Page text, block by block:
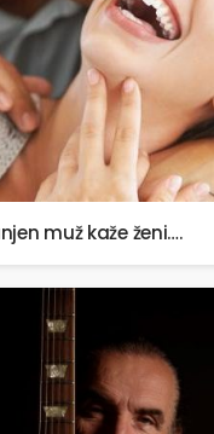
muž kaže ženi….